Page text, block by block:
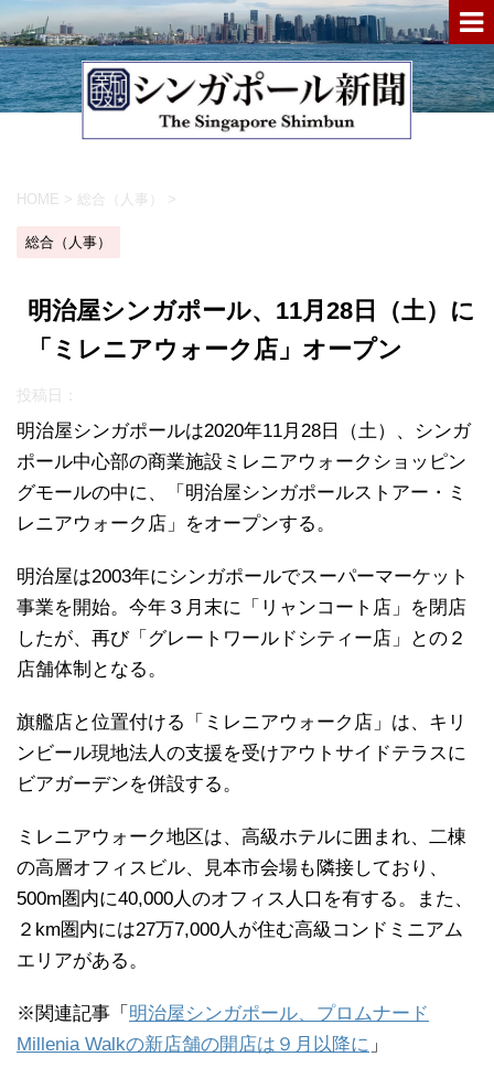
HOME > 総合（人事） >
総合（人事）
明治屋シンガポール、11月28日（土）に
「ミレニアウォーク店」オープン
投稿日：
明治屋シンガポールは2020年11月28日（土）、シンガ
ポール中心部の商業施設ミレニアウォークショッピン
グモールの中に、「明治屋シンガポールストアー・ミ
レニアウォーク店」をオープンする。
明治屋は2003年にシンガポールでスーパーマーケット
事業を開始。今年３月末に「リャンコート店」を閉店
したが、再び「グレートワールドシティー店」との２
店舗体制となる。
旗艦店と位置付ける「ミレニアウォーク店」は、キリ
ンビール現地法人の支援を受けアウトサイドテラスに
ビアガーデンを併設する。
ミレニアウォーク地区は、高級ホテルに囲まれ、二棟
の高層オフィスビル、見本市会場も隣接しており、
500m圏内に40,000人のオフィス人口を有する。また、
２km圏内には27万7,000人が住む高級コンドミニアム
エリアがある。
※関連記事「 明治屋シンガポール、プロムナード
Millenia Walkの新店舗の開店は９月以降に 」